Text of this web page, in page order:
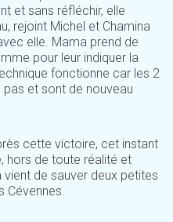
et sans réfléchir, elle
rejoint Michel et Chamina
elle. Mama prend de
pour leur indiquer la
fonctionne car les 2
et sont de nouveau
cette victoire, cet instant
hors de toute réalité et
de sauver deux petites
Cévennes.